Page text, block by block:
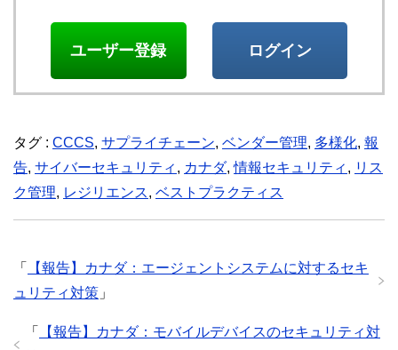
ユーザー登録 ログイン
タグ : CCCS, サプライチェーン, ベンダー管理, 多様化, 報
告, サイバーセキュリティ , カナダ,情報セキュリティ , リス
ク管理, レジリエンス, ベストプラクティス
「
【報告】カナダ：エージェントシステムに対するセキ
ュリティ対策 」
「
【報告】カナダ：モバイルデバイスのセキュリティ対